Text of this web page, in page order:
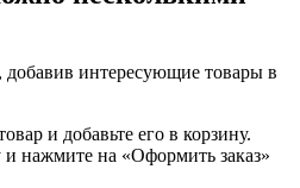
добавив интересующие товары в
и добавьте его в корзину.
и нажмите на «Оформить заказ»